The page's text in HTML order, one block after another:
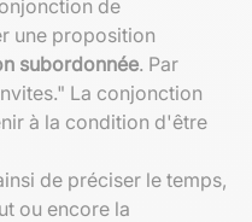
de
une proposition
subordonnée. Par
La conjonction
à la condition d'être
de préciser le temps,
ou encore la